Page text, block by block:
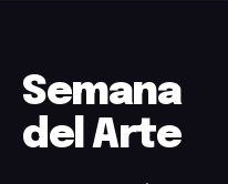
Semana
del Arte